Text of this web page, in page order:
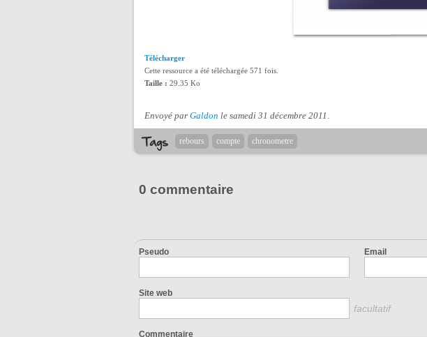
Télécharger
Cette ressource a été téléchargée 571 fois.
Taille : 29.35 Ko
Envoyé par Galdon le samedi 31 décembre 2011 .
rebours compte chronometre
0 commentaire
Pseudo Email
Site web
facultatif
Commentaire